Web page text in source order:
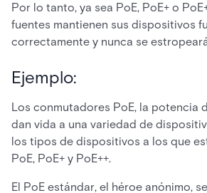
Por lo tanto, ya sea PoE, PoE+ o
fuentes mantienen sus dispositivos
correctamente y nunca se
Ejemplo:
Los conmutadores PoE, la potencia
dan vida a una variedad de
los tipos de dispositivos a los que
PoE, PoE+ y PoE++.
El PoE estándar, el héroe anónimo,